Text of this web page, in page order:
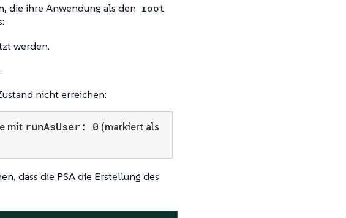
die ihre Anwendung als den root
werden.
nicht erreichen:
mit runAsUser: 0 (markiert als
dass die PSA die Erstellung des